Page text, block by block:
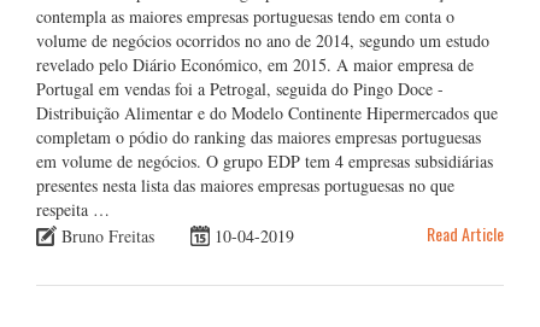
contempla as maiores empresas portuguesas tendo em conta o
volume de negócios ocorridos no ano de 2014, segundo um estudo
revelado pelo Diário Económico, em 2015. A maior empresa de
Portugal em vendas foi a Petrogal, seguida do Pingo Doce -
Distribuição Alimentar e do Modelo Continente Hipermercados que
completam o pódio do ranking das maiores empresas portuguesas
em volume de negócios. O grupo EDP tem 4 empresas subsidiárias
presentes nesta lista das maiores empresas portuguesas no que
respeita …
Bruno Freitas
10-04-2019 Read Article